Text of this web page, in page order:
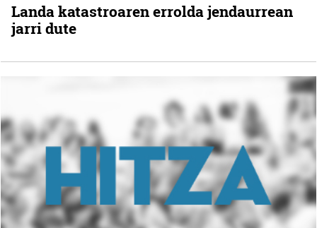
Landa katastroaren errolda jendaurrean
jarri dute